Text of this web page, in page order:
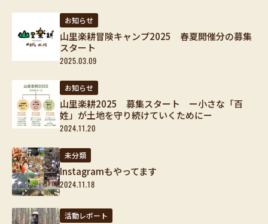
お知らせ
山里楽耕冒険キャンプ2025 春夏開催分の募集
スタート
2025.03.09
お知らせ
山里楽耕2025 募集スタート ー小さな「百
姓」が土地を守り続けていくためにー
2024.11.20
未分類
Instagramもやってます
2024.11.18
活動レポート